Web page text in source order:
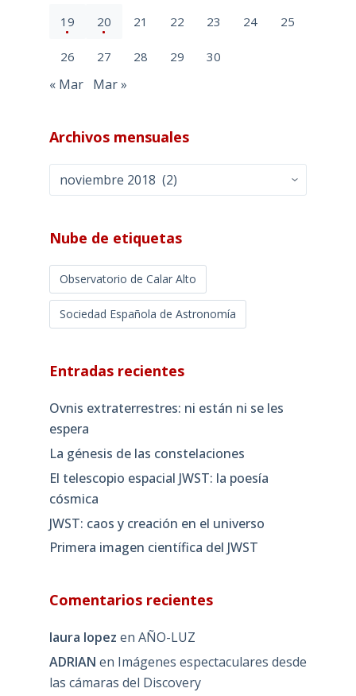
19 20 21 22 23 24 25
26 27 28 29 30
« Mar Mar »
Archivos mensuales
Archivos
mensuales
Nube de etiquetas
Observatorio de Calar Alto
Sociedad Española de Astronomía
Entradas recientes
Ovnis extraterrestres: ni están ni se les
espera
La génesis de las constelaciones
El telescopio espacial JWST: la poesía
cósmica
JWST: caos y creación en el universo
Primera imagen científica del JWST
Comentarios recientes
laura lopez en AÑO-LUZ
ADRIAN en Imágenes espectaculares desde
las cámaras del Discovery